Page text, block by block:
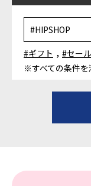
#ギフト , #セール
※すべての条件を